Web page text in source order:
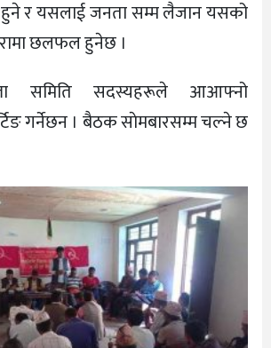
र यसलाई जनता सम्म लैजान यसको
छलफल हुनेछ ।
समिति सदस्यहरूले आआफ्नो
गर्नेछन । बैठक साेमबारसम्म चल्ने छ